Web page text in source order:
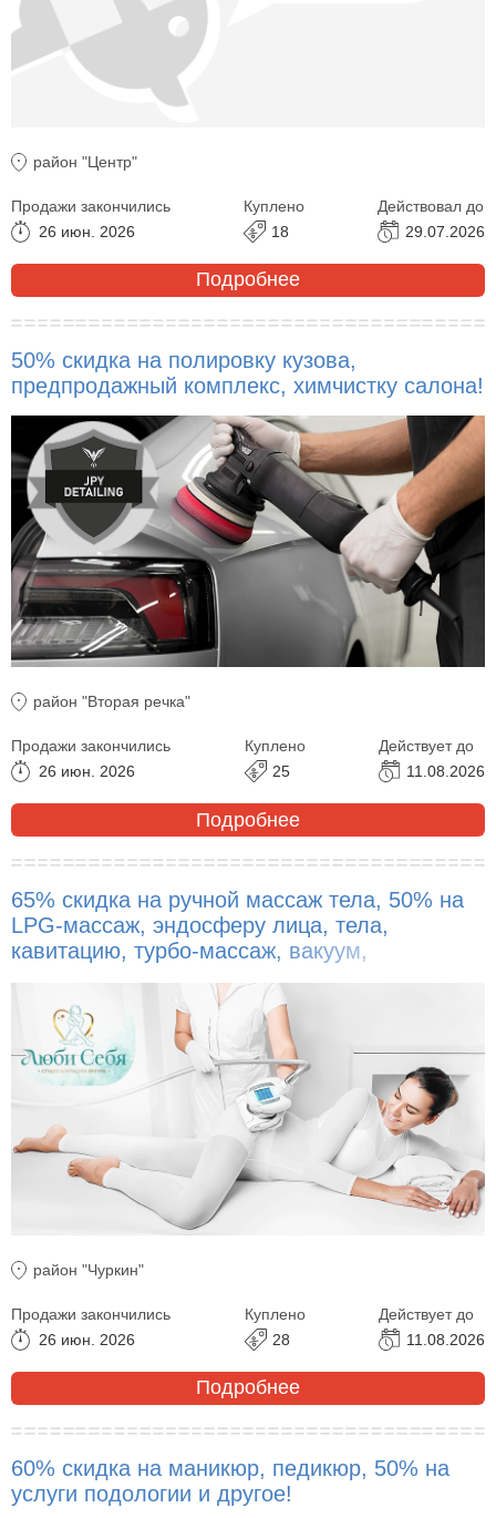
район "Центр"
Продажи закончились
26 июн. 2026
Куплено
18
Действовал до
29.07.2026
Подробнее
50% скидка на полировку кузова,
предпродажный комплекс, химчистку салона!
район "Вторая речка"
Продажи закончились
26 июн. 2026
Куплено
25
Действует до
11.08.2026
Подробнее
65% скидка на ручной массаж тела, 50% на
LPG-массаж, эндосферу лица, тела,
кавитацию, турбо-массаж, вакуум,
район "Чуркин"
Продажи закончились
26 июн. 2026
Куплено
28
Действует до
11.08.2026
Подробнее
60% скидка на маникюр, педикюр, 50% на
услуги подологии и другое!